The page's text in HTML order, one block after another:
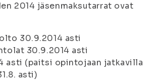
2014 jäsenmaksutarrat ovat
30.9.2014 asti
30.9.2014 asti
asti (paitsi opintojaan jatkavilla
asti)